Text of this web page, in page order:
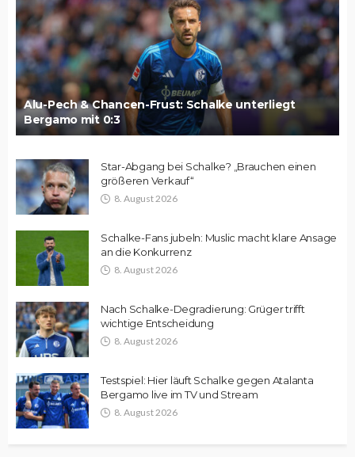
Alu-Pech & Chancen-Frust: Schalke unterliegt
Bergamo mit 0:3
Star-Abgang bei Schalke? „Brauchen einen
größeren Verkauf“
8. August 2026
Schalke-Fans jubeln: Muslic macht klare Ansage
an die Konkurrenz
8. August 2026
Nach Schalke-Degradierung: Grüger trifft
wichtige Entscheidung
8. August 2026
Testspiel: Hier läuft Schalke gegen Atalanta
Bergamo live im TV und Stream
8. August 2026